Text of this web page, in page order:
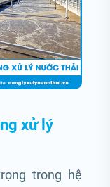
xử lý
trong hệ